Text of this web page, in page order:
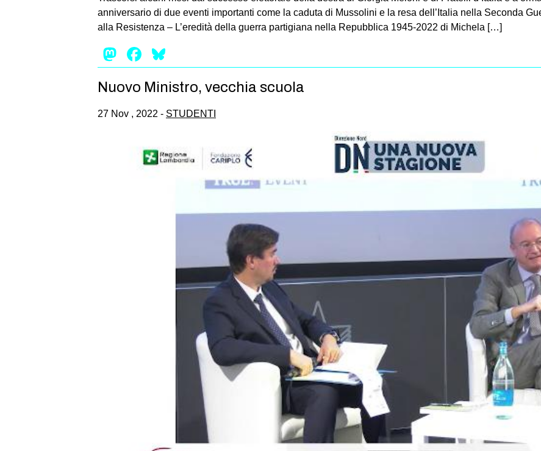
anniversario di due eventi importanti come la caduta di Mussolini e la resa dell’Italia nella Seconda
alla Resistenza – L’eredità della guerra partigiana nella Repubblica 1945-2022 di Michela […]
Mastodon
Facebook
Nuovo Ministro, vecchia scuola
27 Nov , 2022 - STUDENTI